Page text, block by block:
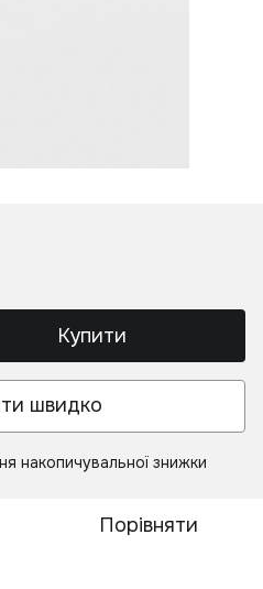
Купити
швидко
накопичувальної знижки
Порівняти